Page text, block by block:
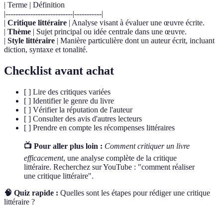
| Terme | Définition
|---------------------------|-----------|
| Critique littéraire | Analyse visant à évaluer une œuvre écrite.
| Thème | Sujet principal ou idée centrale dans une œuvre.
| Style littéraire | Manière particulière dont un auteur écrit, incluant
diction, syntaxe et tonalité.
Checklist avant achat
[ ] Lire des critiques variées
[ ] Identifier le genre du livre
[ ] Vérifier la réputation de l'auteur
[ ] Consulter des avis d'autres lecteurs
[ ] Prendre en compte les récompenses littéraires
📺 Pour aller plus loin : Comment critiquer un livre
efficacement, une analyse complète de la critique
littéraire. Recherchez sur YouTube : "comment réaliser
une critique littéraire".
🧠 Quiz rapide : Quelles sont les étapes pour rédiger une critique
littéraire ?